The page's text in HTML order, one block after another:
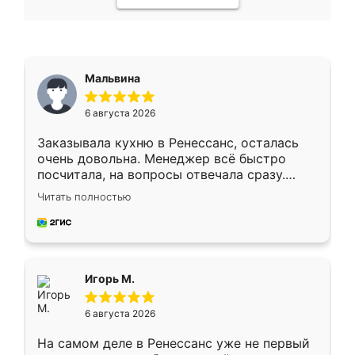
Мальвина
6 августа 2026
Заказывала кухню в Ренессанс, осталась
очень довольна. Менеджер всё быстро
посчитала, на вопросы отвечала сразу.
Замерщик приехал в субботу, подошёл к
делу со всей ответственностью. Собрали
за день, ребята работали аккуратно, даже
Читать полностью
Игорь М.
6 августа 2026
На самом деле в Ренессанс уже не первый